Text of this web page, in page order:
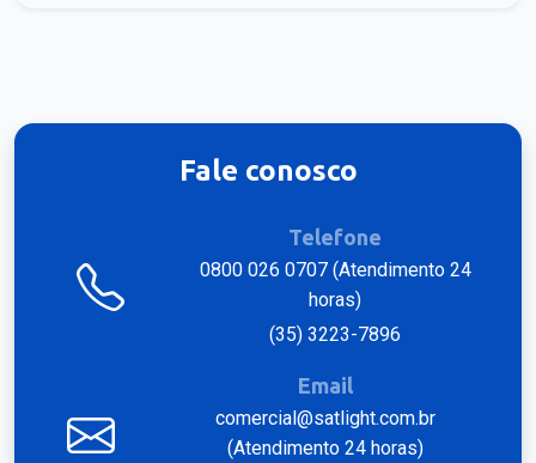
Fale conosco
Telefone
0800 026 0707 (Atendimento 24
horas)
(35) 3223-7896
Email
comercial@satlight.com.br
(Atendimento 24 horas)